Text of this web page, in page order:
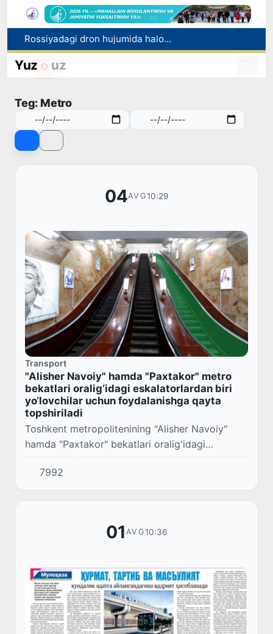
Rossiyadagi dron hujumida halok bo‘lgan o‘zbekistonliklar soni 8 nafar — FVV
Xitoy — Qirgʻiziston — Oʻzbekiston temir yoʻli: Oʻzbekiston uchun yangi imkoniyatlar eshigi ochilmoqda
Xivadagi “Qovun sayli” festivali jahon rekordi bilan yakunlandi
Yuz uz
Teg: Metro
04AVG10:29
Transport
"Alisher Navoiy" hamda "Paxtakor" metro
bekatlari oralig‘idagi eskalatorlardan biri
yo‘lovchilar uchun foydalanishga qayta
topshiriladi
Toshkent metropolitenining "Alisher Navoiy"
hamda "Paxtakor" bekatlari oralig'idagi
ta'mirlash uchun yopilgan eskalatorlardan biri
yo'lovchilar uchun foydalanishga qayta
topshirila...
7992
01 AVG10:36